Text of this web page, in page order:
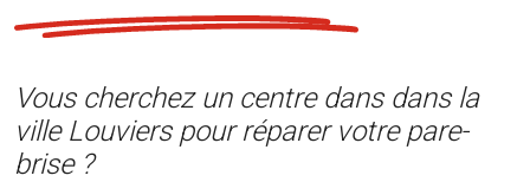
Vous cherchez un centre dans dans la
ville Louviers pour réparer votre pare-
brise ?